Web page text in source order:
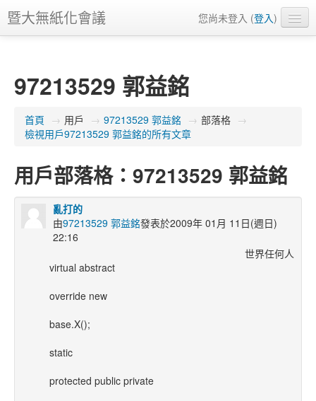
暨大無紙化會議 您尚未登入 (登入)
97213529 郭益銘
首頁 → 用戶 → 97213529 郭益銘 → 部落格 →
檢視用戶97213529 郭益銘的所有文章
用戶部落格：97213529 郭益銘
亂打的
由97213529 郭益銘發表於2009年 01月 11日(週日)
22:16
世界任何人
virtual abstract
override new
base.X();
static
protected public private